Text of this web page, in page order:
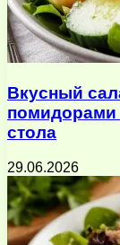
Вкусный
помидорами
стола
29.06.2026